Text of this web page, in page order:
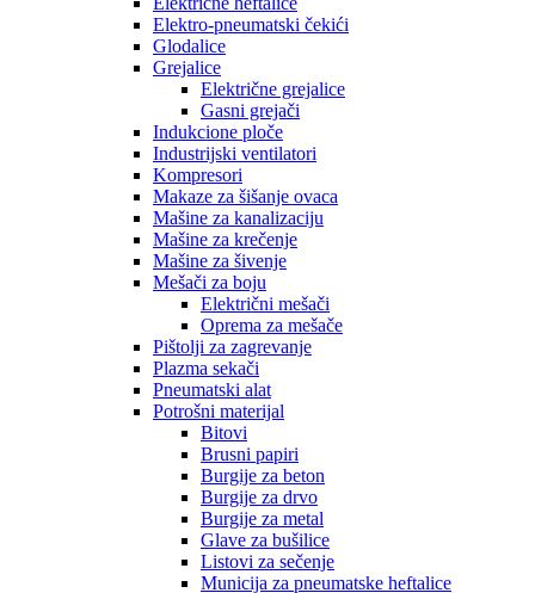
Elektro-pneumatski čekići
Glodalice
Grejalice
Električne grejalice
Gasni grejači
Indukcione ploče
Industrijski ventilatori
Kompresori
Makaze za šišanje ovaca
Mašine za kanalizaciju
Mašine za krečenje
Mašine za šivenje
Mešači za boju
Električni mešači
Oprema za mešače
Pištolji za zagrevanje
Plazma sekači
Pneumatski alat
Potrošni materijal
Bitovi
Brusni papiri
Burgije za beton
Burgije za drvo
Burgije za metal
Glave za bušilice
Listovi za sečenje
Municija za pneumatske heftalice